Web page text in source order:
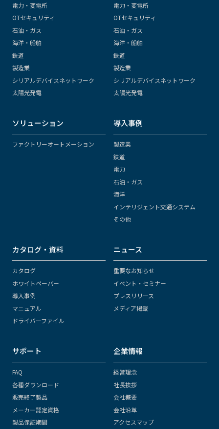
電力・変電所
OTセキュリティ
石油・ガス
海洋・船舶
鉄道
製造業
シリアルデバイスネットワーク
太陽光発電
電力・変電所
OTセキュリティ
石油・ガス
海洋・船舶
鉄道
製造業
シリアルデバイスネットワーク
太陽光発電
ソリューション
ファクトリーオートメーション
導入事例
製造業
鉄道
電力
石油・ガス
海洋
インテリジェント交通システム
その他
カタログ・資料
カタログ
ホワイトペーパー
導入事例
マニュアル
ドライバーファイル
ニュース
重要なお知らせ
イベント・セミナー
プレスリリース
メディア掲載
サポート
FAQ
各種ダウンロード
販売終了製品
メーカー認定資格
製品保証期間
企業情報
経営理念
社長挨拶
会社概要
会社沿革
アクセスマップ